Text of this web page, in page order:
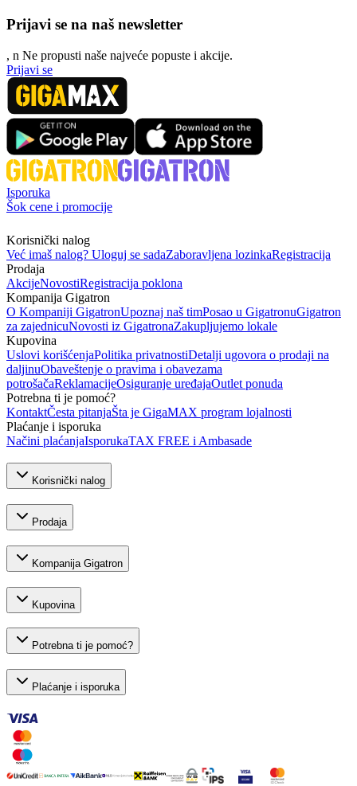
Prijavi se na naš newsletter
, n Ne propusti naše najveće popuste i akcije.
Prijavi se
Isporuka
Šok cene i promocije
Korisnički nalog
Već imaš nalog? Uloguj se sadaZaboravljena lozinkaRegistracija
Prodaja
AkcijeNovostiRegistracija poklona
Kompanija Gigatron
O Kompaniji GigatronUpoznaj naš timPosao u GigatronuGigatron
za zajednicuNovosti iz GigatronaZakupljujemo lokale
Kupovina
Uslovi korišćenjaPolitika privatnostiDetalji ugovora o prodaji na
daljinuObaveštenje o pravima i obavezama
potrošačaReklamacijeOsiguranje uređajaOutlet ponuda
Potrebna ti je pomoć?
KontaktČesta pitanjaŠta je GigaMAX program lojalnosti
Plaćanje i isporuka
Načini plaćanjaIsporukaTAX FREE i Ambasade
Korisnički nalog
Prodaja
Kompanija Gigatron
Kupovina
Potrebna ti je pomoć?
Plaćanje i isporuka